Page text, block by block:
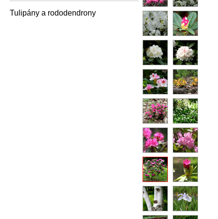
Tulipány a rododendrony